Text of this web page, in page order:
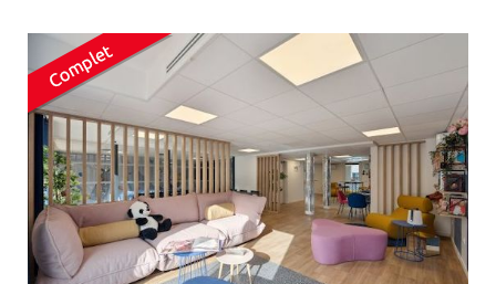
Type de location
Colocation
Votre date d'entrée